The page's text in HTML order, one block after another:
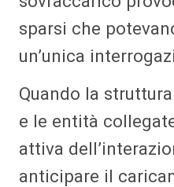
sparsi che
un’unica
Quando la
e le entità
attiva
anticipare il